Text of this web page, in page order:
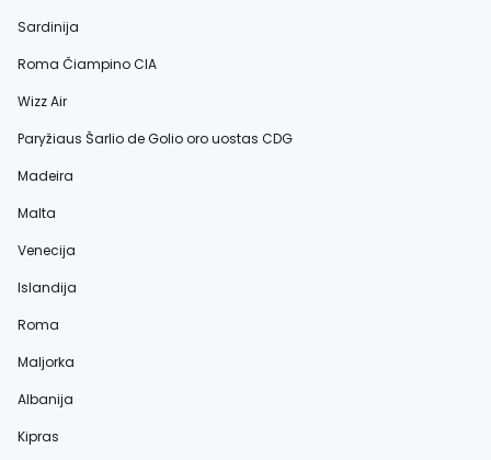
Sardinija
Roma Čiampino CIA
Wizz Air
Paryžiaus Šarlio de Golio oro uostas CDG
Madeira
Malta
Venecija
Islandija
Roma
Maljorka
Albanija
Kipras